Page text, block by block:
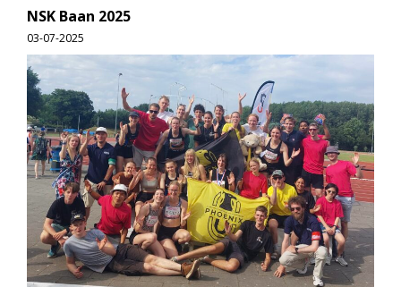
NSK Baan 2025
03-07-2025